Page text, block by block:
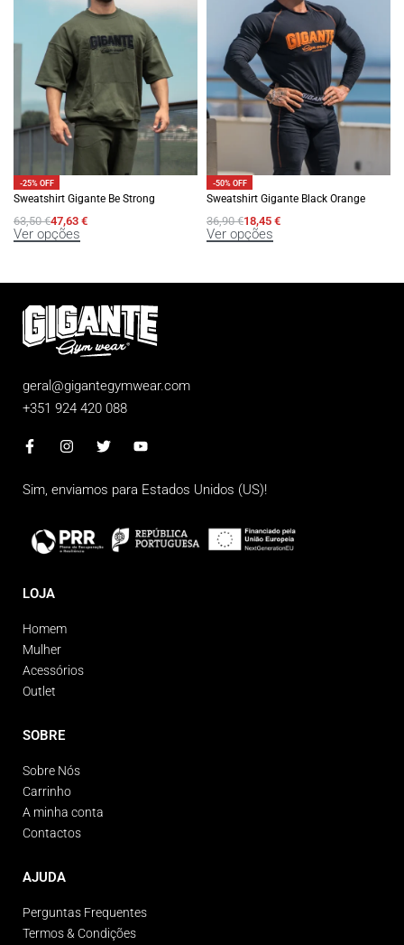
-25% OFF
Sweatshirt Gigante Be Strong
63,50€47,63 €
Ver opções
-50% OFF
Sweatshirt Gigante Black Orange
36,90€18,45 €
Ver opções
geral@gigantegymwear.com
+351 924 420 088
Sim, enviamos para Estados Unidos (US)!
LOJA
Homem
Mulher
Acessórios
Outlet
SOBRE
Sobre Nós
Carrinho
A minha conta
Contactos
AJUDA
Perguntas Frequentes
Termos & Condições